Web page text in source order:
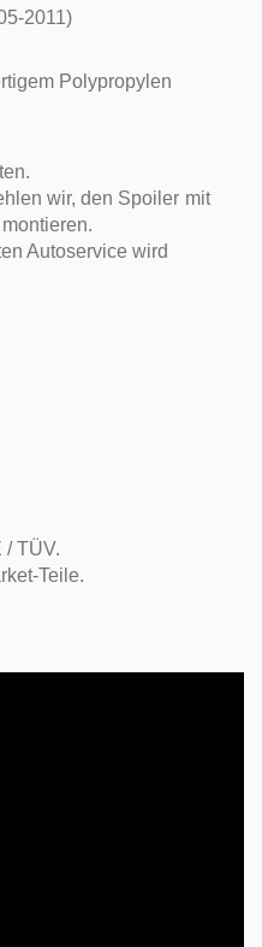
2011)
Polypropylen
wir, den Spoiler mit
Autoservice wird
/ TÜV.
Teile.